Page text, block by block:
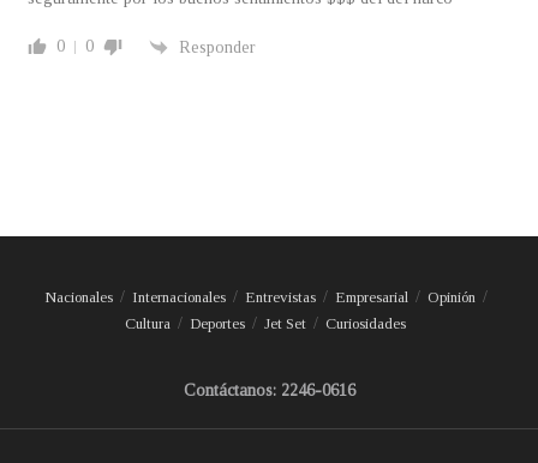
0 0 Responder
Nacionales Internacionales Entrevistas Empresarial
Opinión
Cultura
Deportes Jet Set Curiosidades
Contáctanos: 2246-0616